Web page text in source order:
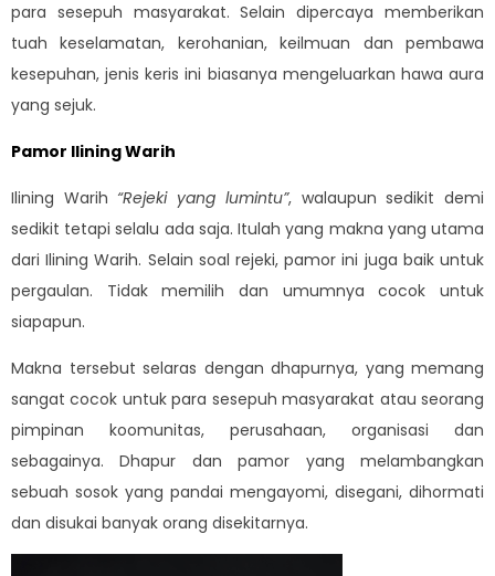
para sesepuh masyarakat. Selain dipercaya memberikan
tuah keselamatan, kerohanian, keilmuan dan pembawa
kesepuhan, jenis keris ini biasanya mengeluarkan hawa aura
yang sejuk.
Pamor Ilining Warih
Ilining Warih “Rejeki yang lumintu”, walaupun sedikit demi
sedikit tetapi selalu ada saja. Itulah yang makna yang utama
dari Ilining Warih. Selain soal rejeki, pamor ini juga baik untuk
pergaulan. Tidak memilih dan umumnya cocok untuk
siapapun.
Makna tersebut selaras dengan dhapurnya, yang memang
sangat cocok untuk para sesepuh masyarakat atau seorang
pimpinan koomunitas, perusahaan, organisasi dan
sebagainya. Dhapur dan pamor yang melambangkan
sebuah sosok yang pandai mengayomi, disegani, dihormati
dan disukai banyak orang disekitarnya.